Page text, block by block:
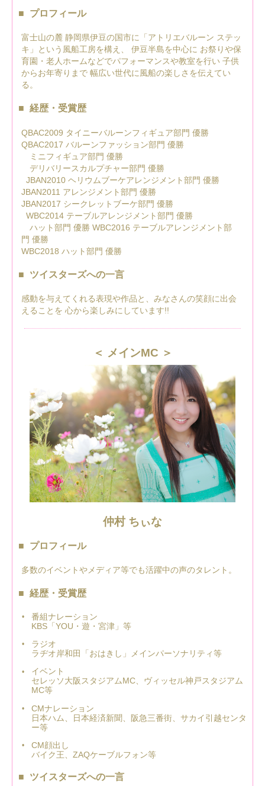
プロフィール
富士山の麓 静岡県伊豆の国市に「アトリエバルーン ステッ
キ」という風船工房を構え、 伊豆半島を中心に お祭りや保
育園・老人ホームなどでパフォーマンスや教室を行い 子供
からお年寄りまで 幅広い世代に風船の楽しさを伝えてい
る。
経歴・受賞歴
QBAC2009 タイニーバルーンフィギュア部門 優勝
QBAC2017 バルーンファッション部門 優勝
ミニフィギュア部門 優勝
デリバリースカルプチャー部門 優勝
JBAN2010 ヘリウムブーケアレンジメント部門 優勝
JBAN2011 アレンジメント部門 優勝
JBAN2017 シークレットブーケ部門 優勝
WBC2014 テーブルアレンジメント部門 優勝
ハット部門 優勝 WBC2016 テーブルアレンジメント部
門 優勝
WBC2018 ハット部門 優勝
ツイスターズへの一言
感動を与えてくれる表現や作品と、みなさんの笑顔に出会
えることを 心から楽しみにしています!!
メインMC
仲村 ちぃな
プロフィール
多数のイベントやメディア等でも活躍中の声のタレント。
経歴・受賞歴
番組ナレーション
KBS「YOU・遊・宮津」等
ラジオ
ラヂオ岸和田「おはきし」メインパーソナリティ等
イベント
セレッソ大阪スタジアムMC、ヴィッセル神戸スタジアム
MC等
CMナレーション
日本ハム、日本経済新聞、阪急三番街、サカイ引越センタ
ー等
CM顔出し
バイク王、ZAQケーブルフォン等
ツイスターズへの一言